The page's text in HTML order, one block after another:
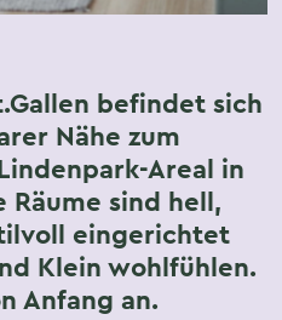
befindet sich
Nähe zum
Areal in
Räume sind hell,
eingerichtet
Klein wohlfühlen.
Anfang an.